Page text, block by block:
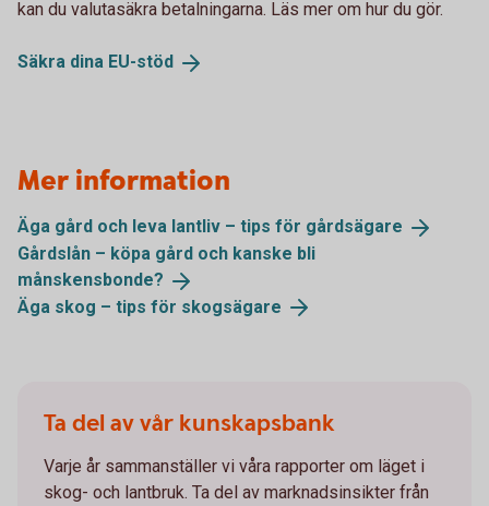
kan du valutasäkra betalningarna. Läs mer om hur du gör.
Säkra dina EU-stöd
Mer information
Äga gård och leva lantliv – tips för gårdsägare
Gårdslån – köpa gård och kanske bli
månskensbonde?
Äga skog – tips för skogsägare
Ta del av vår kunskapsbank
Varje år sammanställer vi våra rapporter om läget i
skog- och lantbruk. Ta del av marknadsinsikter från